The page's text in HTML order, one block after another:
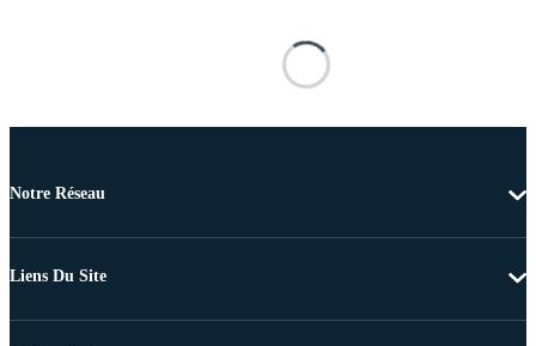
Notre Réseau
Liens Du Site